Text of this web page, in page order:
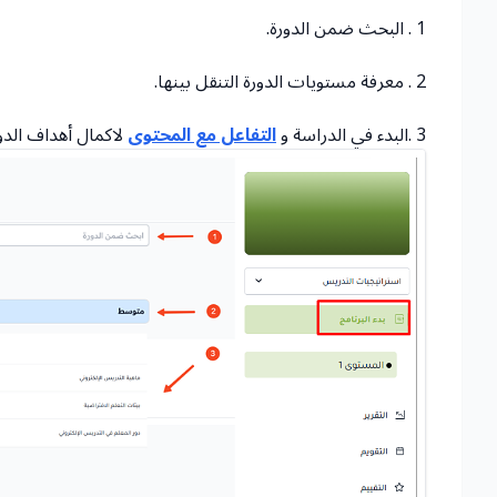
1 . البحث ضمن الدورة.
2 . معرفة مستويات الدورة التنقل بينها.
3 .البدء في الدراسة و
التفاعل مع المحتوىلاكمال أهداف